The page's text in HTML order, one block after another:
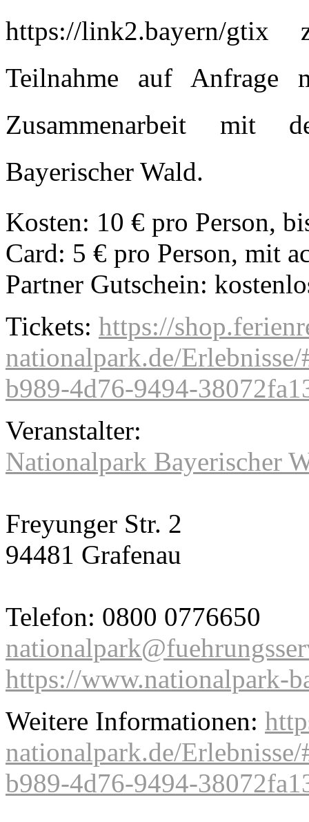
https://link2.bayern/
Teilnahme auf Anfrage
Zusammenarbeit mit
Bayerischer Wald.
Kosten: 10 € pro Person,
Card: 5 € pro Person, mit
Partner Gutschein:
Tickets: https://
nationalpark.de/
b989-4d76-9494-
Veranstalter:
Nationalpark Bayerischer
Freyunger Str. 2
94481 Grafenau
Telefon: 0800 0776650
https://www.nationalpark-
Weitere Informationen:
nationalpark.de/
b989-4d76-9494-